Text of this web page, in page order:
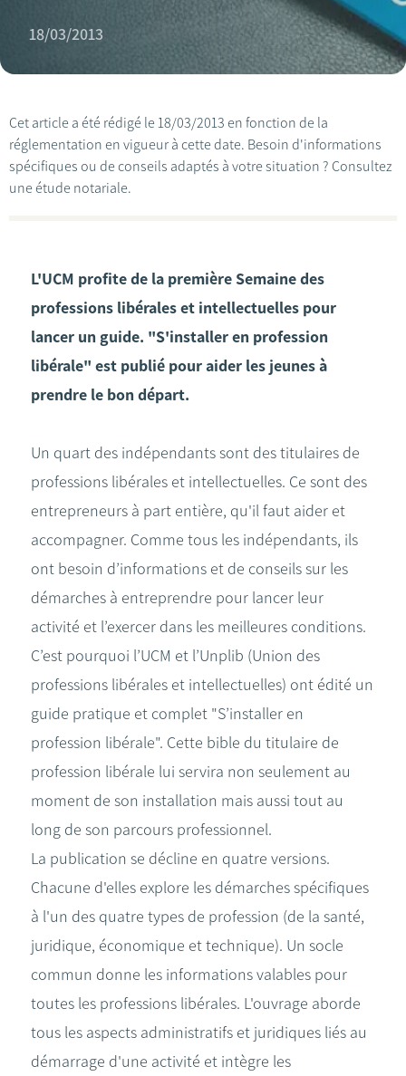
18/03/2013
Cet article a été rédigé le 18/03/2013 en fonction de la
réglementation en vigueur à cette date. Besoin d'informations
spécifiques ou de conseils adaptés à votre situation ? Consultez
une étude notariale.
L'UCM profite de la première Semaine des
professions libérales et intellectuelles pour
lancer un guide. "S'installer en profession
libérale" est publié pour aider les jeunes à
prendre le bon départ.
Un quart des indépendants sont des titulaires de
professions libérales et intellectuelles. Ce sont des
entrepreneurs à part entière, qu'il faut aider et
accompagner. Comme tous les indépendants, ils
ont besoin d’informations et de conseils sur les
démarches à entreprendre pour lancer leur
activité et l’exercer dans les meilleures conditions.
C’est pourquoi l’UCM et l’Unplib (Union des
professions libérales et intellectuelles) ont édité un
guide pratique et complet "S’installer en
profession libérale". Cette bible du titulaire de
profession libérale lui servira non seulement au
moment de son installation mais aussi tout au
long de son parcours professionnel.
La publication se décline en quatre versions.
Chacune d'elles explore les démarches spécifiques
à l'un des quatre types de profession (de la santé,
juridique, économique et technique). Un socle
commun donne les informations valables pour
toutes les professions libérales. L'ouvrage aborde
tous les aspects administratifs et juridiques liés au
démarrage d'une activité et intègre les